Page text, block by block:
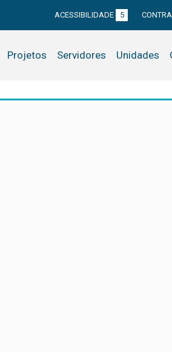
ACESSIBILIDADE 5
Projetos Servidores Unidades